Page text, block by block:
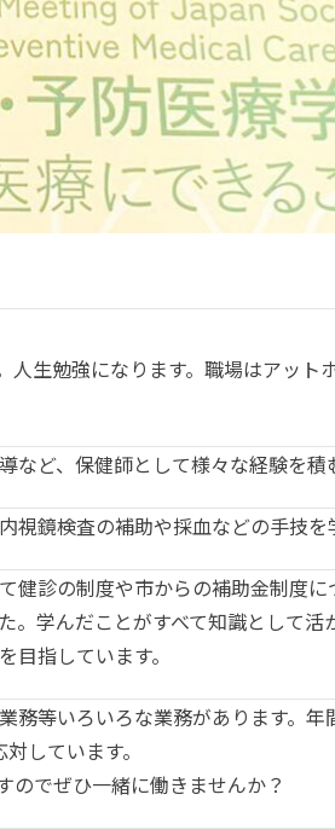
生勉強になります。職場はアット
ど、保健師として様々な経験を積
鏡検査の補助や採血などの手技を
診の制度や市からの補助金制度
学んだことがすべて知識として活
指しています。
等いろいろな業務があります。
しています。
のでぜひ一緒に働きませんか？